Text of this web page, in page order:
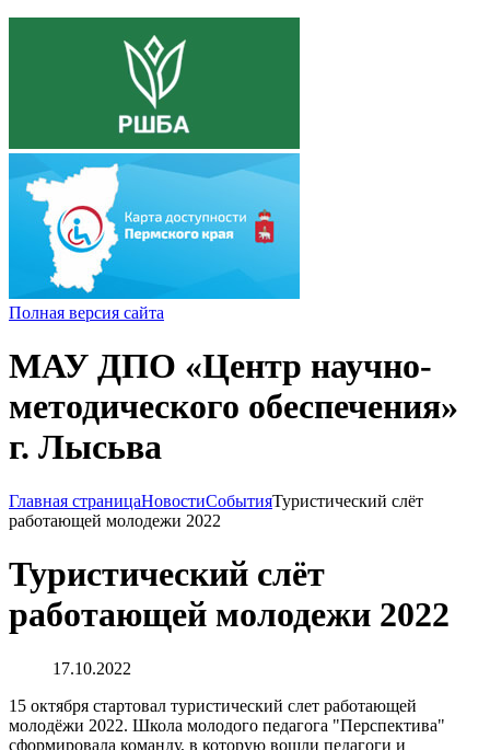
Полная версия сайта
МАУ ДПО «Центр научно-
методического обеспечения»
г. Лысьва
Главная страницаНовостиСобытияТуристический слёт
работающей молодежи 2022
Туристический слёт
работающей молодежи 2022
17.10.2022
15 октября стартовал туристический слет работающей
молодёжи 2022. Школа молодого педагога "Перспектива"
сформировала команду, в которую вошли педагоги и